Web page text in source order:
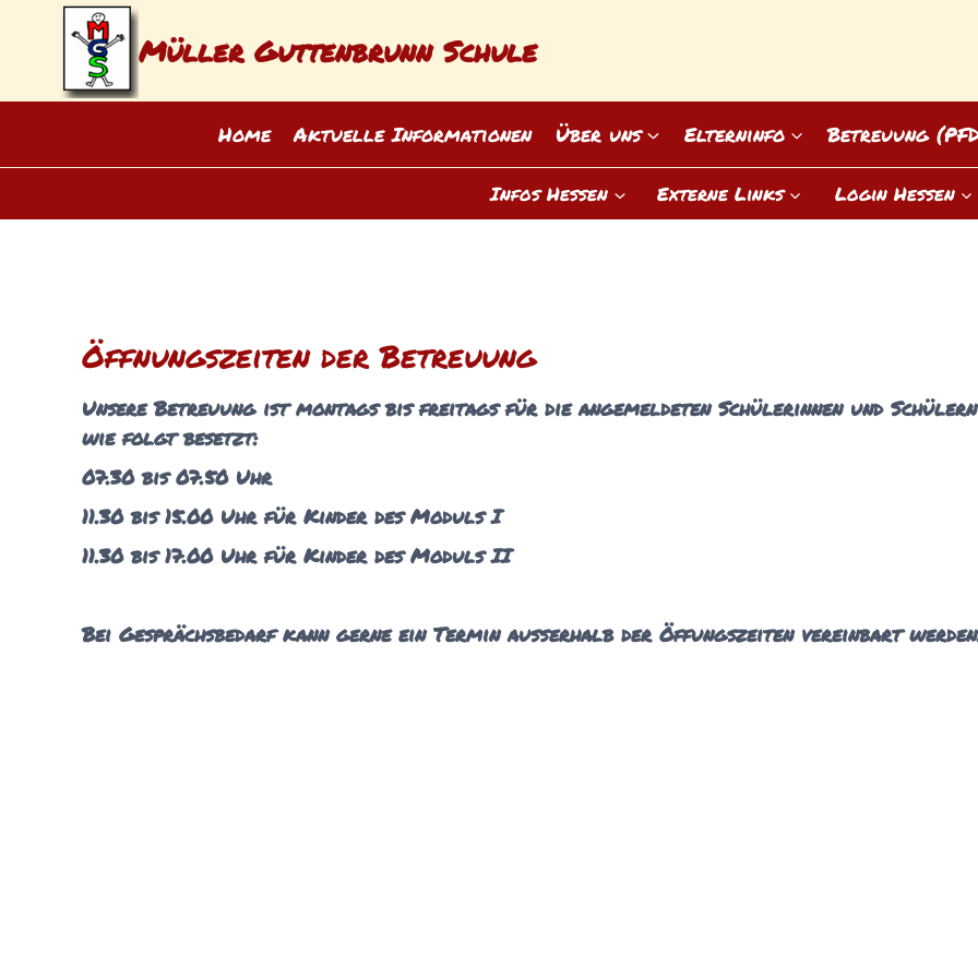
Müller Guttenbrunn Schule
Home Aktuelle Informationen Über uns Elterninfo Betreuung
Infos Hessen Externe Links Login Hessen
Öffnungszeiten der Betreuung
Unsere Betreuung ist montags bis freitags für die angemeldeten Schülerinnen und Schülern
wie folgt besetzt:
07.30 bis 07.50 Uhr
11.30 bis 15.00 Uhr für Kinder des Moduls I
11.30 bis 17.00 Uhr für Kinder des Moduls II
Bei Gesprächsbedarf kann gerne ein Termin außerhalb der Öffungszeiten vereinbart